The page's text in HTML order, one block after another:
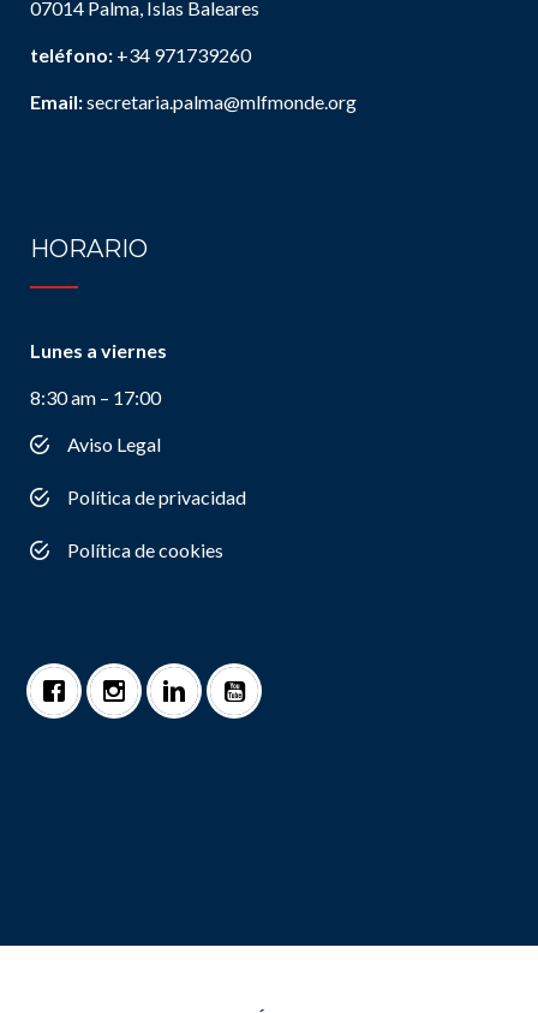
07014 Palma, Islas Baleares
teléfono: +34 971739260
Email:secretaria.palma@mlfmonde.org
HORARIO
Lunes a viernes
8:30 am – 17:00
Aviso Legal
Política de privacidad
Política de cookies